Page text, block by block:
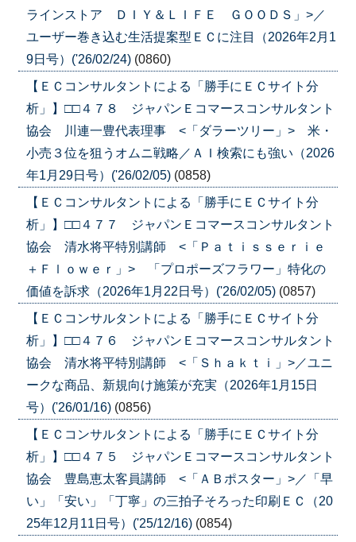
ラインストア ＤＩＹ＆ＬＩＦＥ ＧＯＯＤＳ」>／
ユーザー巻き込む生活提案型ＥＣに注目（2026年2月1
9日号）('26/02/24) (0860)
【ＥＣコンサルタントによる「勝手にＥＣサイト分
析」】□□４７８ ジャパンＥコマースコンサルタント
協会 川連一豊代表理事 <「ダラーツリー」> 米・
小売３位を狙うオムニ戦略／ＡＩ検索にも強い（2026
年1月29日号）('26/02/05) (0858)
【ＥＣコンサルタントによる「勝手にＥＣサイト分
析」】□□４７７ ジャパンＥコマースコンサルタント
協会 清水将平特別講師 <「Ｐａｔｉｓｓｅｒｉｅ
＋Ｆｌｏｗｅｒ」> 「プロポーズフラワー」特化の
価値を訴求（2026年1月22日号）('26/02/05) (0857)
【ＥＣコンサルタントによる「勝手にＥＣサイト分
析」】□□４７６ ジャパンＥコマースコンサルタント
協会 清水将平特別講師 <「Ｓｈａｋｔｉ」>／ユニ
ークな商品、新規向け施策が充実（2026年1月15日
号）('26/01/16) (0856)
【ＥＣコンサルタントによる「勝手にＥＣサイト分
析」】□□４７５ ジャパンＥコマースコンサルタント
協会 豊島恵太客員講師 <「ＡＢポスター」>／「早
い」「安い」「丁寧」の三拍子そろった印刷ＥＣ（20
25年12月11日号）('25/12/16) (0854)